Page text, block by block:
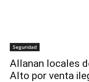
Seguridad
Allanan locales
Alto por venta